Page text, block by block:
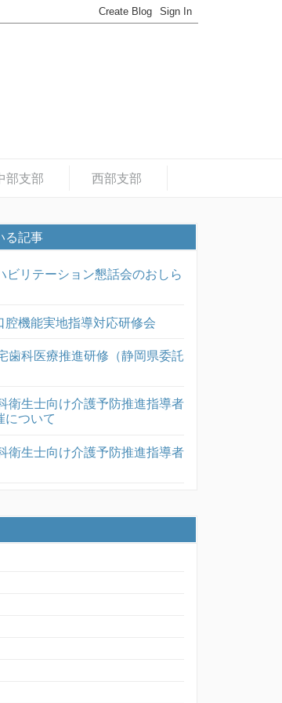
部支部 西部支部
る記事
ビリテーション懇話会のおしら
腔機能実地指導対応研修会
歯科医療推進研修（静岡県委託
衛生士向け介護予防推進指導者
について
衛生士向け介護予防推進指導者